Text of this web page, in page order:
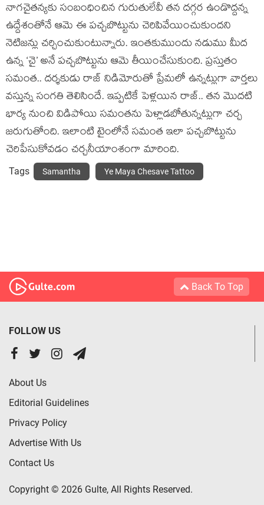
నాగచైతన్యకు సంబంధించిన గురుతులేవీ తన దగ్గర ఉండొద్దన్న
ఉద్దేశంతోనే ఆమె ఈ పచ్చబొట్టును చెరిపివేయించుకుందని
నెటిజన్లు చర్చించుకుంటున్నారు. ఇంతకుముందు నడుము మీద
ఉన్న ‘చై’ అనే పచ్చబొట్టును ఆమె తీయించేసుకుంది. ప్రస్తుతం
సమంత.. దర్శకుడు రాజ్ నిడిమోరుతో ప్రేమలో ఉన్నట్లుగా వార్తలు
వస్తున్న సంగతి తెలిసిందే. ఇప్పటికే పెళ్లయిన రాజ్.. తన మొదటి
భార్య నుంచి విడిపోయి సమంతను పెళ్లాడబోతున్నట్లుగా చర్చ
జరుగుతోంది. ఇలాంటి టైంలోనే సమంత ఇలా పచ్చబొట్టును
చెరిపేసుకోవడం చర్చనీయాంశంగా మారింది.
Tags Samantha Ye Maya Chesave Tattoo
Back To Top
FOLLOW US
About Us
Editorial Guidelines
Privacy Policy
Advertise With Us
Contact Us
Copyright © 2026 Gulte, All Rights Reserved.